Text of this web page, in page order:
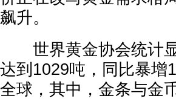
飙升。
世界黄金协会统计显
达到1029吨，同比暴增
全球，其中，金条与金